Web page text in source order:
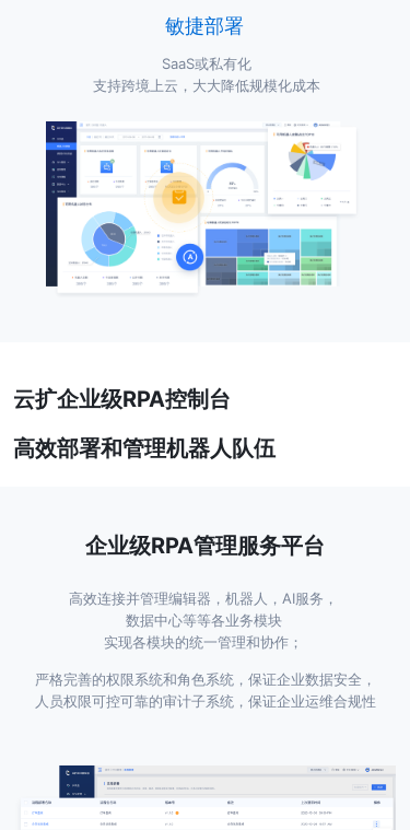
敏捷部署
SaaS或私有化
支持跨境上云，大大降低规模化成本
云扩企业级RPA控制台
高效部署和管理机器人队伍
企业级RPA管理服务平台
高效连接并管理编辑器，机器人，AI服务，
数据中心等等各业务模块
实现各模块的统一管理和协作；
严格完善的权限系统和角色系统，保证企业数据安全，
人员权限可控可靠的审计子系统，保证企业运维合规性